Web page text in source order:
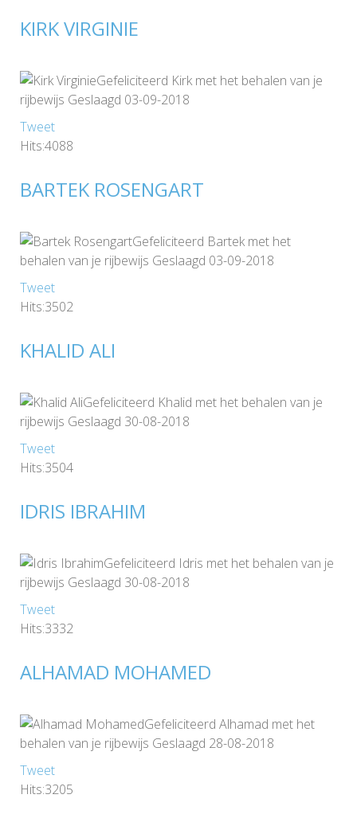
KIRK VIRGINIE
Gefeliciteerd Kirk met het behalen van je
rijbewijs Geslaagd 03-09-2018
Tweet
Hits:4088
BARTEK ROSENGART
Gefeliciteerd Bartek met het
behalen van je rijbewijs Geslaagd 03-09-2018
Tweet
Hits:3502
KHALID ALI
Gefeliciteerd Khalid met het behalen van je
rijbewijs Geslaagd 30-08-2018
Tweet
Hits:3504
IDRIS IBRAHIM
Gefeliciteerd Idris met het behalen van je
rijbewijs Geslaagd 30-08-2018
Tweet
Hits:3332
ALHAMAD MOHAMED
Gefeliciteerd Alhamad met het
behalen van je rijbewijs Geslaagd 28-08-2018
Tweet
Hits:3205